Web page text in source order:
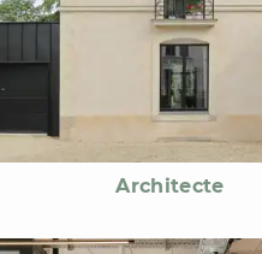
Architecte